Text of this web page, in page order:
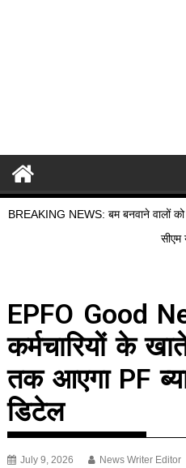
BREAKING NEWS: बम बनवाने वालों को
सीएम
EPFO Good
कर्मचारियों के
तक आएगा PF
डिटेल
July 9, 2026 News Writer Editor